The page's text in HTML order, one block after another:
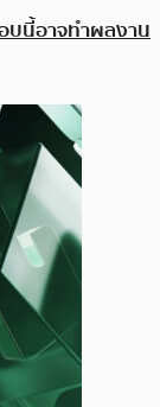
บนี้อาจทำผลงาน